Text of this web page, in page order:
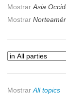
Mostrar Asia
Mostrar
Mostrar All topics